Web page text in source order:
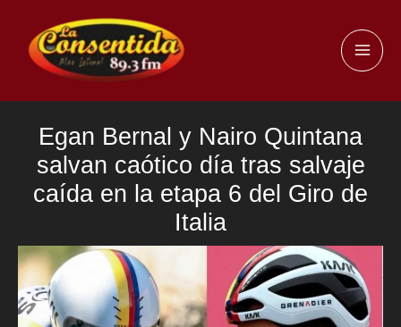
contenido
Egan Bernal y Nairo Quintana
salvan caótico día tras salvaje
caída en la etapa 6 del Giro de
Italia